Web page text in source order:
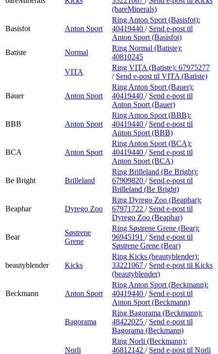
(bareMinerals)
Basisfot Anton Sport
Ring Anton Sport (Basisfot):
40419440 / Send e-post til
Anton Sport (Basisfot)
Batiste
Normal
Ring Normal (Batiste):
40810245
VITA
Ring VITA (Batiste): 67975277
/ Send e-post til VITA (Batiste)
Bauer Anton Sport
Ring Anton Sport (Bauer):
40419440 / Send e-post til
Anton Sport (Bauer)
BBB Anton Sport
Ring Anton Sport (BBB):
40419440 / Send e-post til
Anton Sport (BBB)
BCA Anton Sport
Ring Anton Sport (BCA):
40419440 / Send e-post til
Anton Sport (BCA)
Be Bright Brilleland
Ring Brilleland (Be Bright):
67909820 / Send e-post til
Brilleland (Be Bright)
Beaphar Dyrego Zoo
Ring Dyrego Zoo (Beaphar):
67971722 / Send e-post til
Dyrego Zoo (Beaphar)
Bear
Søstrene
Grene
Ring Søstrene Grene (Bear):
96945191 / Send e-post til
Søstrene Grene (Bear)
beautyblender Kicks
Ring Kicks (beautyblender):
33221067 / Send e-post til Kicks
(beautyblender)
Beckmann Anton Sport
Ring Anton Sport (Beckmann):
40419440 / Send e-post til
Anton Sport (Beckmann)
Bagorama
Ring Bagorama (Beckmann):
48422025 / Send e-post til
Bagorama (Beckmann)
Norli
Ring Norli (Beckmann):
46812142 / Send e-post til Norli